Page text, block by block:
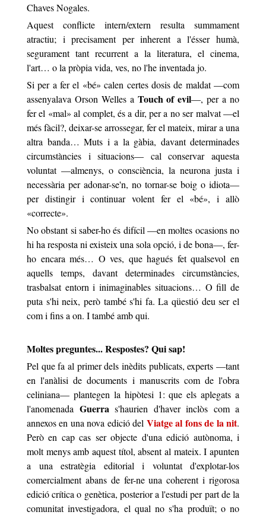
Chaves Nogales.
Aquest conflicte intern/extern resulta summament
atractiu; i precisament per inherent a l'ésser humà,
segurament tant recurrent a la literatura, el cinema,
l'art… o la pròpia vida, ves, no l'he inventada jo.
Si per a fer el «bé» calen certes dosis de maldat —com
assenyalava Orson Welles a Touch of evil—, per a no
fer el «mal» al complet, és a dir, per a no ser malvat —el
més fàcil?, deixar-se arrossegar, fer el mateix, mirar a una
altra banda… Muts i a la gàbia, davant determinades
circumstàncies i situacions— cal conservar aquesta
voluntat —almenys, o consciència, la neurona justa i
necessària per adonar-se'n, no tornar-se boig o idiota—
per distingir i continuar volent fer el «bé», i allò
«correcte».
No obstant si saber-ho és difícil —en moltes ocasions no
hi ha resposta ni existeix una sola opció, i de bona—, fer-
ho encara més… O ves, que hagués fet qualsevol en
aquells temps, davant determinades circumstàncies,
trasbalsat entorn i inimaginables situacions… O fill de
puta s'hi neix, però també s'hi fa. La qüestió deu ser el
com i fins a on. I també amb qui.
Moltes preguntes... Respostes? Qui sap!
Pel que fa al primer dels inèdits publicats, experts —tant
en l'anàlisi de documents i manuscrits com de l'obra
celiniana— plantegen la hipòtesi 1: que els aplegats a
l'anomenada Guerra s'haurien d'haver inclòs com a
annexos en una nova edició del Viatge al fons de la nit.
Però en cap cas ser objecte d'una edició autònoma, i
molt menys amb aquest títol, absent al mateix. I apunten
a una estratègia editorial i voluntat d'explotar-los
comercialment abans de fer-ne una coherent i rigorosa
edició crítica o genètica, posterior a l'estudi per part de la
comunitat investigadora, el qual no s'ha produït; o no